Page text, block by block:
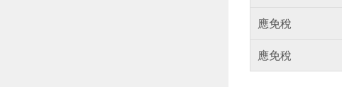
應免稅
應免稅